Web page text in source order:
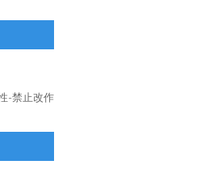
-禁止改作